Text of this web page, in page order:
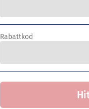
Rabattkod